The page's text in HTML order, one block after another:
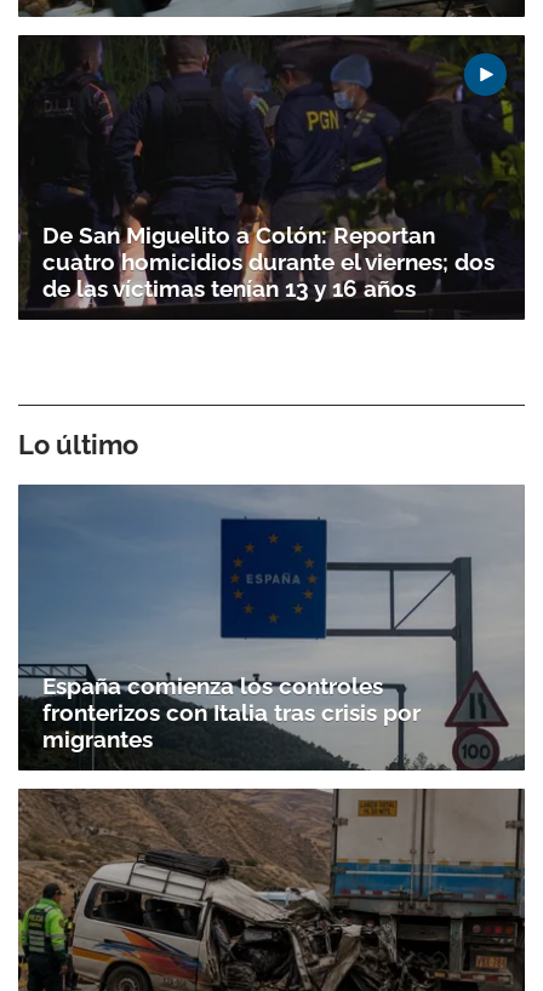
De San Miguelito a Colón: Reportan
cuatro homicidios durante el viernes; dos
de las víctimas tenían 13 y 16 años
Lo último
España comienza los controles
fronterizos con Italia tras crisis por
migrantes